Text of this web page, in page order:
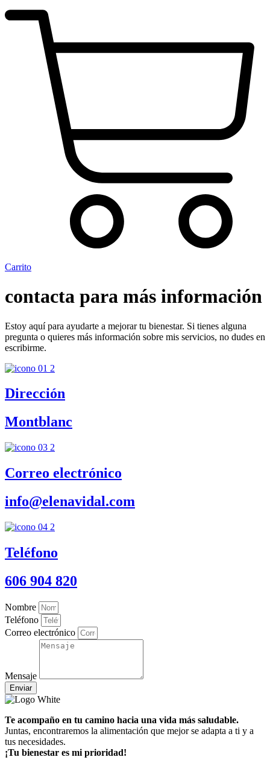
Carrito
contacta para más información
Estoy aquí para ayudarte a mejorar tu bienestar. Si tienes alguna
pregunta o quieres más información sobre mis servicios, no dudes en
escribirme.
Dirección
Montblanc
Correo electrónico
info@elenavidal.com
Teléfono
606 904 820
Nombre
Teléfono
Correo electrónico
Mensaje
Enviar
Te acompaño en tu camino hacia una vida más saludable.
Juntas, encontraremos la alimentación que mejor se adapta a ti y a
tus necesidades.
¡Tu bienestar es mi prioridad!